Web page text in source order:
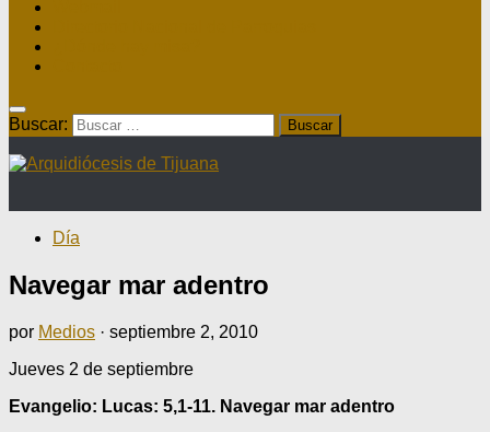
Buscar:
Día
Navegar mar adentro
por Medios · septiembre 2, 2010
Jueves 2 de septiembre
Evangelio: Lucas: 5,1-11. Navegar mar adentro